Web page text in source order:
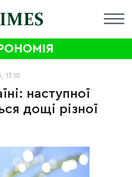
13:10
наступної
дощі різної